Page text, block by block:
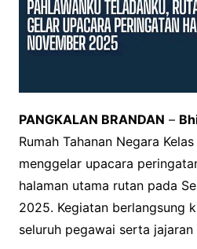
PANGKALAN BRANDAN –
Rumah Tahanan Negara
menggelar upacara
halaman utama rutan pada
2025. Kegiatan berlangsung
seluruh pegawai serta